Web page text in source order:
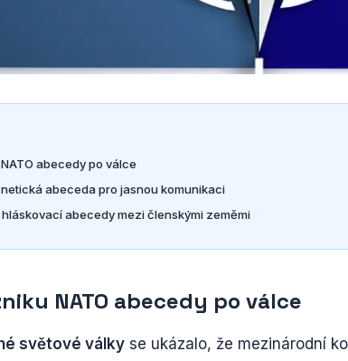
abecedy po válce
abeceda pro jasnou komunikaci
abecedy mezi členskými zeměmi
NATO abecedy po válce
světové války se ukázalo, že mezinárodní